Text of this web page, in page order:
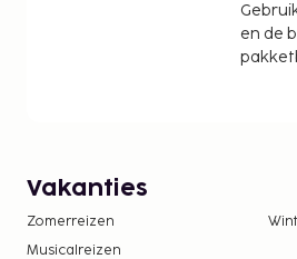
en de
Vakanties
Zomerreizen
Musicalreizen